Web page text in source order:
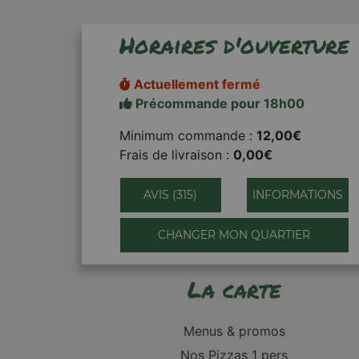
Horaires d'ouverture
Actuellement fermé
Précommande pour 18h00
Minimum commande : 12,00€
Frais de livraison : 0,00€
AVIS (315) INFORMATIONS
CHANGER MON QUARTIER
La carte
Menus & promos
Nos Pizzas 1 pers